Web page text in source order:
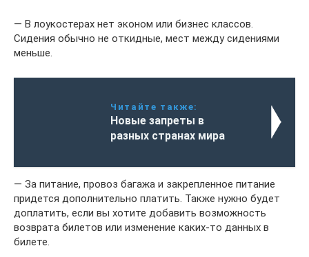
— В лоукостерах нет эконом или бизнес классов.
Сидения обычно не откидные, мест между сидениями
меньше.
Читайте также:
Новые запреты в
разных странах мира
— За питание, провоз багажа и закрепленное питание
придется дополнительно платить. Также нужно будет
доплатить, если вы хотите добавить возможность
возврата билетов или изменение каких-то данных в
билете.